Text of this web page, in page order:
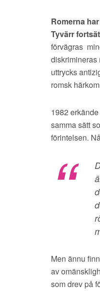
Romerna
Tyvärr
förvägras
diskrimineras
uttrycks
romsk
1982
samma sätt
förintelsen.
Men ännu
av
som drev på